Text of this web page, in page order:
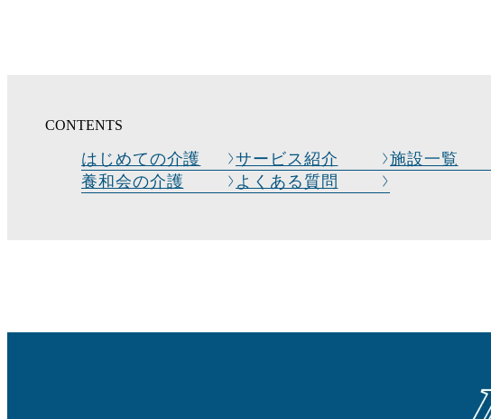
CONTENTS
はじめての介護 サービス紹介 施設一覧
養和会の介護
よくある質問